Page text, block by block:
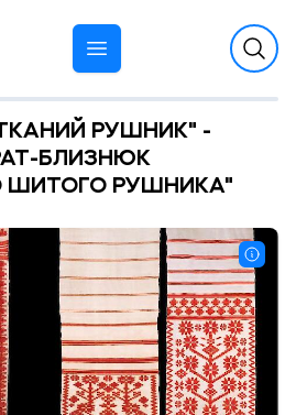
РУШНИК" -
БЛИЗНЮК
ШИТОГО РУШНИКА"